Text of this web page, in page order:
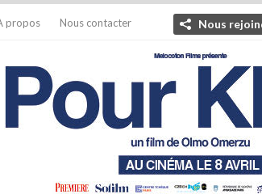
propos Nous contacter Nous